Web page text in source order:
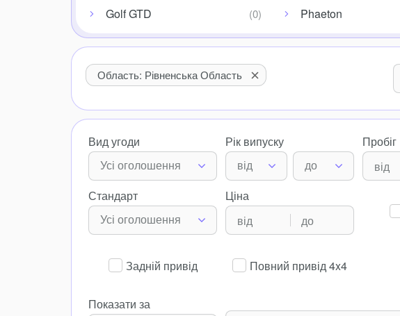
Golf GTD
Phaeton
Область: Рівненська Область
Вид угоди
Усі оголошення
Рік випуску
від до
Пробіг
Стандарт
Усі оголошення
Ціна
Задній привід Повний привід 4x4
Показати за